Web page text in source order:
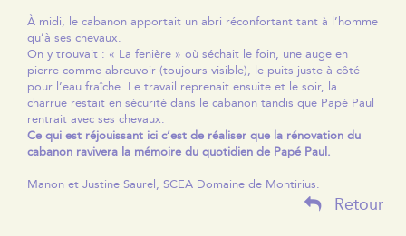
À midi, le cabanon apportait un abri réconfortant tant à l’homme
qu’à ses chevaux.
On y trouvait : « La fenière » où séchait le foin, une auge en
pierre comme abreuvoir (toujours visible), le puits juste à côté
pour l’eau fraîche. Le travail reprenait ensuite et le soir, la
charrue restait en sécurité dans le cabanon tandis que Papé Paul
rentrait avec ses chevaux.
Ce qui est réjouissant ici c’est de réaliser que la rénovation du
cabanon ravivera la mémoire du quotidien de Papé Paul.
Manon et Justine Saurel, SCEA Domaine de Montirius.
Retour